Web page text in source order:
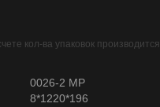
кол-ва упаковок производится
0026-2 MP
8*1220*196